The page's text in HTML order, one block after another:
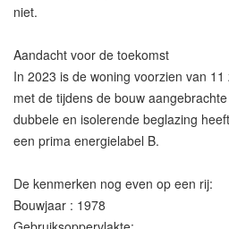
niet.
Aandacht voor de toekomst
In 2023 is de woning voorzien van
met de tijdens de bouw
dubbele en isolerende beglazing
een prima energielabel B.
De kenmerken nog even op een rij:
Bouwjaar : 1978